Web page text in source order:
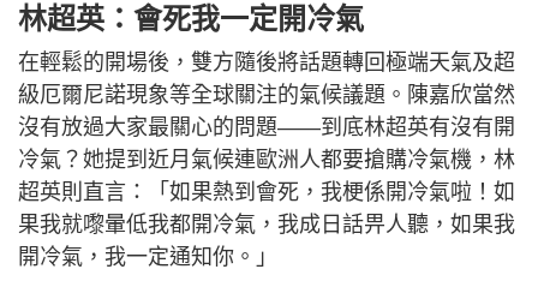
林超英：會死我一定開冷氣
在輕鬆的開場後，雙方隨後將話題轉回極端天氣及超
級厄爾尼諾現象等全球關注的氣候議題。陳嘉欣當然
沒有放過大家最關心的問題——到底林超英有沒有開
冷氣？她提到近月氣候連歐洲人都要搶購冷氣機，林
超英則直言：「如果熱到會死，我梗係開冷氣啦！如
果我就嚟暈低我都開冷氣，我成日話畀人聽，如果我
開冷氣，我一定通知你。」